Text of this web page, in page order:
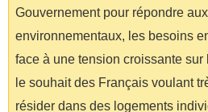
Gouvernement pour répondre
environnementaux, les besoins
face à une tension croissante
le souhait des Français voulant
résider dans des logements